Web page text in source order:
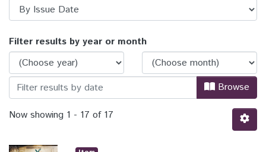
Browsing Colóqui Yo el Supremo
Filter results by year or month
Browse
Now showing 1 - 17 of 17